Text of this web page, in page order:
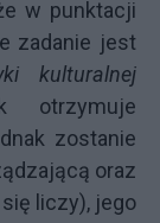
w punktacji
zadanie jest
kulturalnej
otrzymuje
zostanie
oraz
liczy), jego